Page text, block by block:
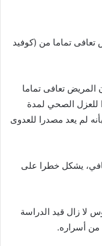
تعافى تماما من (كوفيد
المريض تعافى تماما
للعزل الصحي لمدة
لم يعد مصدرا للعدوى
يشكل خطرا على
لا زال قيد الدراسة
من أسراره.